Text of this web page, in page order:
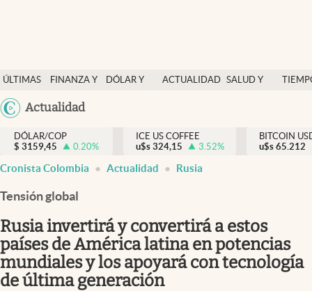
ÚLTIMAS
NOTICIAS
FINANZA Y
DÓLAR Y
ACTUALIDAD SALUD Y
México
Actualidad
Salud y nutrición
Vida espiritual
Actualidad
Colombia
DÓLAR/COP
$ 3159,45 0.20%
ICE US COFFEE
u$s 324,15 3.52%
BITCOIN
u$s 65.212
Cronista Colombia Actualidad Rusia
Tensión global
Rusia invertirá y convertirá a estos
países de América latina en potencias
mundiales y los apoyará con tecnología
de última generación